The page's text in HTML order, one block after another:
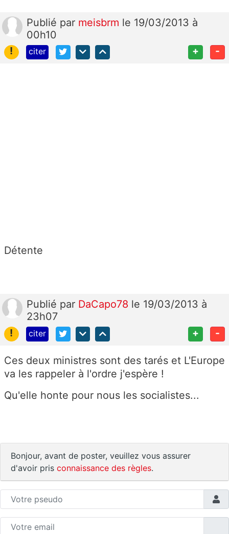
Publié par meisbrm le 19/03/2013 à
00h10
!
citer + -
Détente
Publié par DaCapo78 le 19/03/2013 à
23h07
!
citer + -
Ces deux ministres sont des tarés et L'Europe
va les rappeler à l'ordre j'espère !
Qu'elle honte pour nous les socialistes...
Bonjour, avant de poster, veuillez vous assurer
d'avoir pris connaissance des règles.